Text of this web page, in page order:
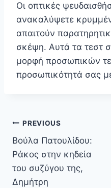
Οι οπτικές
ανακαλύψετε
απαιτούν
σκέψη. Αυτά τα τεστ
μορφή προσωπικών
προσωπικότητά σας
Πλοήγηση
άρθρων
PREVIOUS
Βούλα Πατουλίδου:
Ράκος στην κηδεία
του συζύγου της,
Δημήτρη